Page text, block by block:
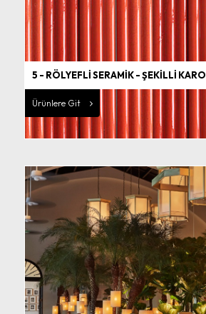
5 - RÖLYEFLİ SERAMİK - ŞEKİLLİ KARO
Ürünlere Git